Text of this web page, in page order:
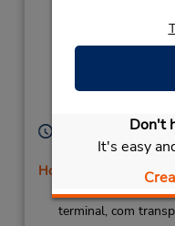
Don't
It's easy
Area A 11,
Islands),
Horário de
Sun - Sat 7:00 AM
Horário de feriado
Caso esteja vindo
terminal, com